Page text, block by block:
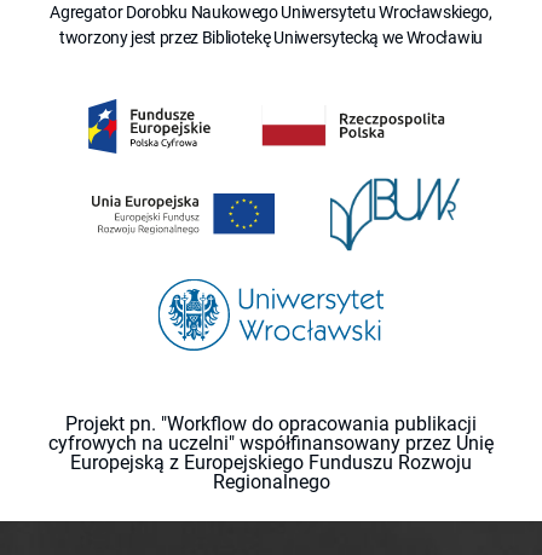
Agregator Dorobku Naukowego Uniwersytetu Wrocławskiego,
tworzony jest przez Bibliotekę Uniwersytecką we Wrocławiu
Projekt pn. "Workflow do opracowania publikacji
cyfrowych na uczelni" współfinansowany przez Unię
Europejską z Europejskiego Funduszu Rozwoju
Regionalnego